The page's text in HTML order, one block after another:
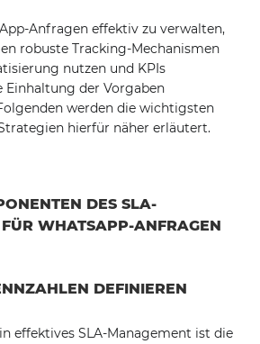
Anfragen effektiv zu verwalten,
robuste Tracking-Mechanismen
nutzen und KPIs
Einhaltung der Vorgaben
werden die wichtigsten
hierfür näher erläutert.
DES SLA-
WHATSAPP-ANFRAGEN
DEFINIEREN
effektives SLA-Management ist die